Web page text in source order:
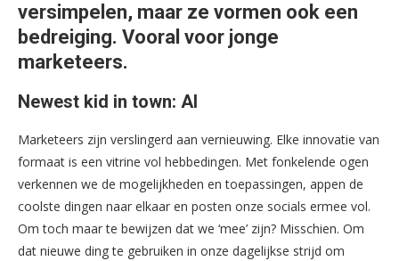
versimpelen, maar ze vormen ook een
bedreiging. Vooral voor jonge
marketeers.
Newest kid in town: AI
Marketeers zijn verslingerd aan vernieuwing. Elke innovatie van
formaat is een vitrine vol hebbedingen. Met fonkelende ogen
verkennen we de mogelijkheden en toepassingen, appen de
coolste dingen naar elkaar en posten onze socials ermee vol.
Om toch maar te bewijzen dat we ‘mee’ zijn? Misschien. Om
dat nieuwe ding te gebruiken in onze dagelijkse strijd om